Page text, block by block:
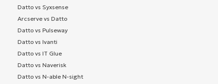
Datto vs Syxsense
Arcserve vs Datto
Datto vs Pulseway
Datto vs Ivanti
Datto vs IT Glue
Datto vs Naverisk
Datto vs N-able N-sight